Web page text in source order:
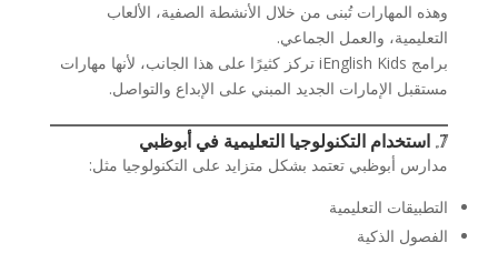
وهذه المهارات تُبنى من خلال الأنشطة الصفية، الألعاب
التعليمية، والعمل الجماعي.
برامج iEnglish Kids تركز كثيرًا على هذا الجانب، لأنها مهارات
مستقبل الإمارات الجديد المبني على الإبداع والتواصل.
7. استخدام التكنولوجيا التعليمية في أبوظبي
مدارس أبوظبي تعتمد بشكل متزايد على التكنولوجيا مثل:
التطبيقات التعليمية
الفصول الذكية